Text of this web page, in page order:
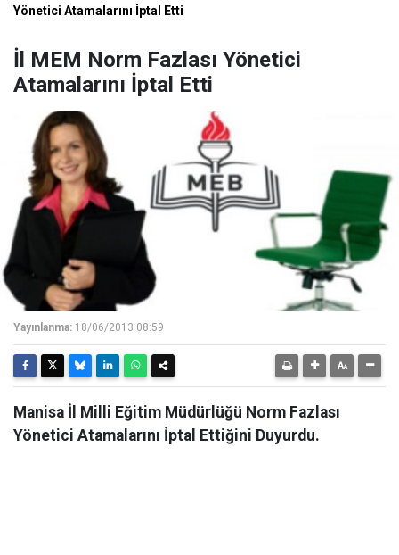
Yönetici Atamalarını İptal Etti
İl MEM Norm Fazlası Yönetici
Atamalarını İptal Etti
Yayınlanma: 18/06/2013 08:59
Manisa İl Milli Eğitim Müdürlüğü Norm Fazlası
Yönetici Atamalarını İptal Ettiğini Duyurdu.